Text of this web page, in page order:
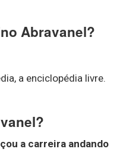
Abravanel?
a enciclopédia livre.
a carreira andando